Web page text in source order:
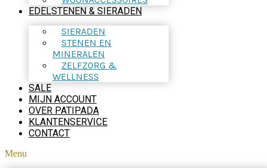
EDELSTENEN & SIERADEN
SIERADEN
STENEN EN
MINERALEN
ZELFZORG &
WELLNESS
SALE
MIJN ACCOUNT
OVER PATIPADA
KLANTENSERVICE
CONTACT
Menu